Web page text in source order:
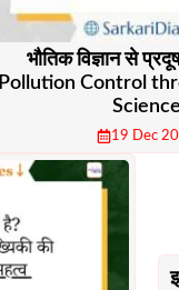
भौतिक विज्ञान से
Pollution Control
Science
19 Dec